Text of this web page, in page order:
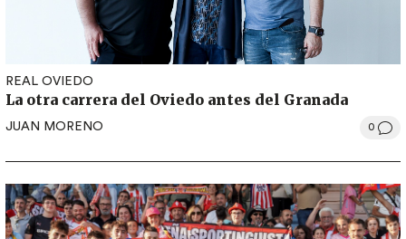
REAL OVIEDO
La otra carrera del Oviedo antes del Granada
JUAN MORENO 0